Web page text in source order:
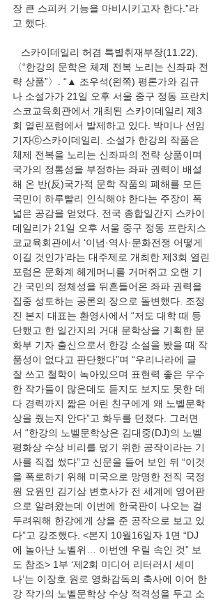
장 큰 스피커 기능을 마비시키고자 한다.”라
고 했다.
스카이데일리 허겸 특별취재부장(11.22),
〈“한강의 문학은 체제 전복 노리는 신좌파 전
략 상품”〉. “▲ 조우석(왼쪽) 평론가와 김규
나 소설가가 21일 오후 서울 중구 정동 프란치
스코교육회관에서 개최된 스카이데일리 제3
회 열린포럼에서 발제하고 있다. 박미나 선임
기자ⓒ스카이데일리. 소설가 한강의 작품은
체제 전복을 노리는 신좌파의 전략 상품이며
국가의 정통성을 부정하는 좌파 권력이 배설
해 온 반(反)국가적 문학 작품의 폐해를 모든
국민이 하루빨리 인식해야 한다는 주장이 폭
넓은 공감을 얻었다. 전국 종합일간지 스카이
데일리가 21일 오후 서울 중구 정동 프란치스
코교육회관에서 ‘이념·역사·문화전쟁 어떻게
이길 것인가’라는 대주제로 개최한 제3회 열린
포럼은 문화계 헤게머니를 거머쥐고 오랜 기
간 국민의 정체성을 뒤흔들어온 좌파 권력을
집중 성토하는 공론의 장으로 돌변했다. 조정
진 본지 대표는 환영사에서 “저도 대학 때 등
단했고 한 일간지의 거대 문학상을 기획한 문
화부 기자 출신으로서 한강 소설을 봤을 때 작
품성이 없다고 판단했다”며 “우리나라에 글
잘 쓰고 철학이 녹아있으며 표현력 좋은 우수
한 작가들이 많은데도 듣지도 보지도 못한 데
다 경력까지 짧은 어린 친구에게 왜 노벨문학
상을 줬는지 안다”고 화두를 던졌다. 그러면
서 “한강의 노벨문학상은 김대중(DJ)의 노벨
평화상 수상 비리를 덮기 위한 공작이라는 기
사를 직접 썼다”고 신문을 들어 보인 뒤 “이것
을 폭로하기 위해 미국으로 망명한 전직 국정
원 요원인 김기삼 변호사가 전 세계에 영어판
으로 알려왔는데 이번에 한국판이 나오는 걸
두려워해 한강에게 상을 준 공작으로 보고 있
다”고 강조했다. <본지 10월16일자 1면 “DJ
에 놀아난 노벨위… 이번엔 우릴 속인 것” 보
도 참조> 1부 ‘제2회 미디어 리터러시 세미
나’는 이장호 원로 영화감독의 축사에 이어 한
강 작가의 노벨문학상 수상 적격성을 두고 소